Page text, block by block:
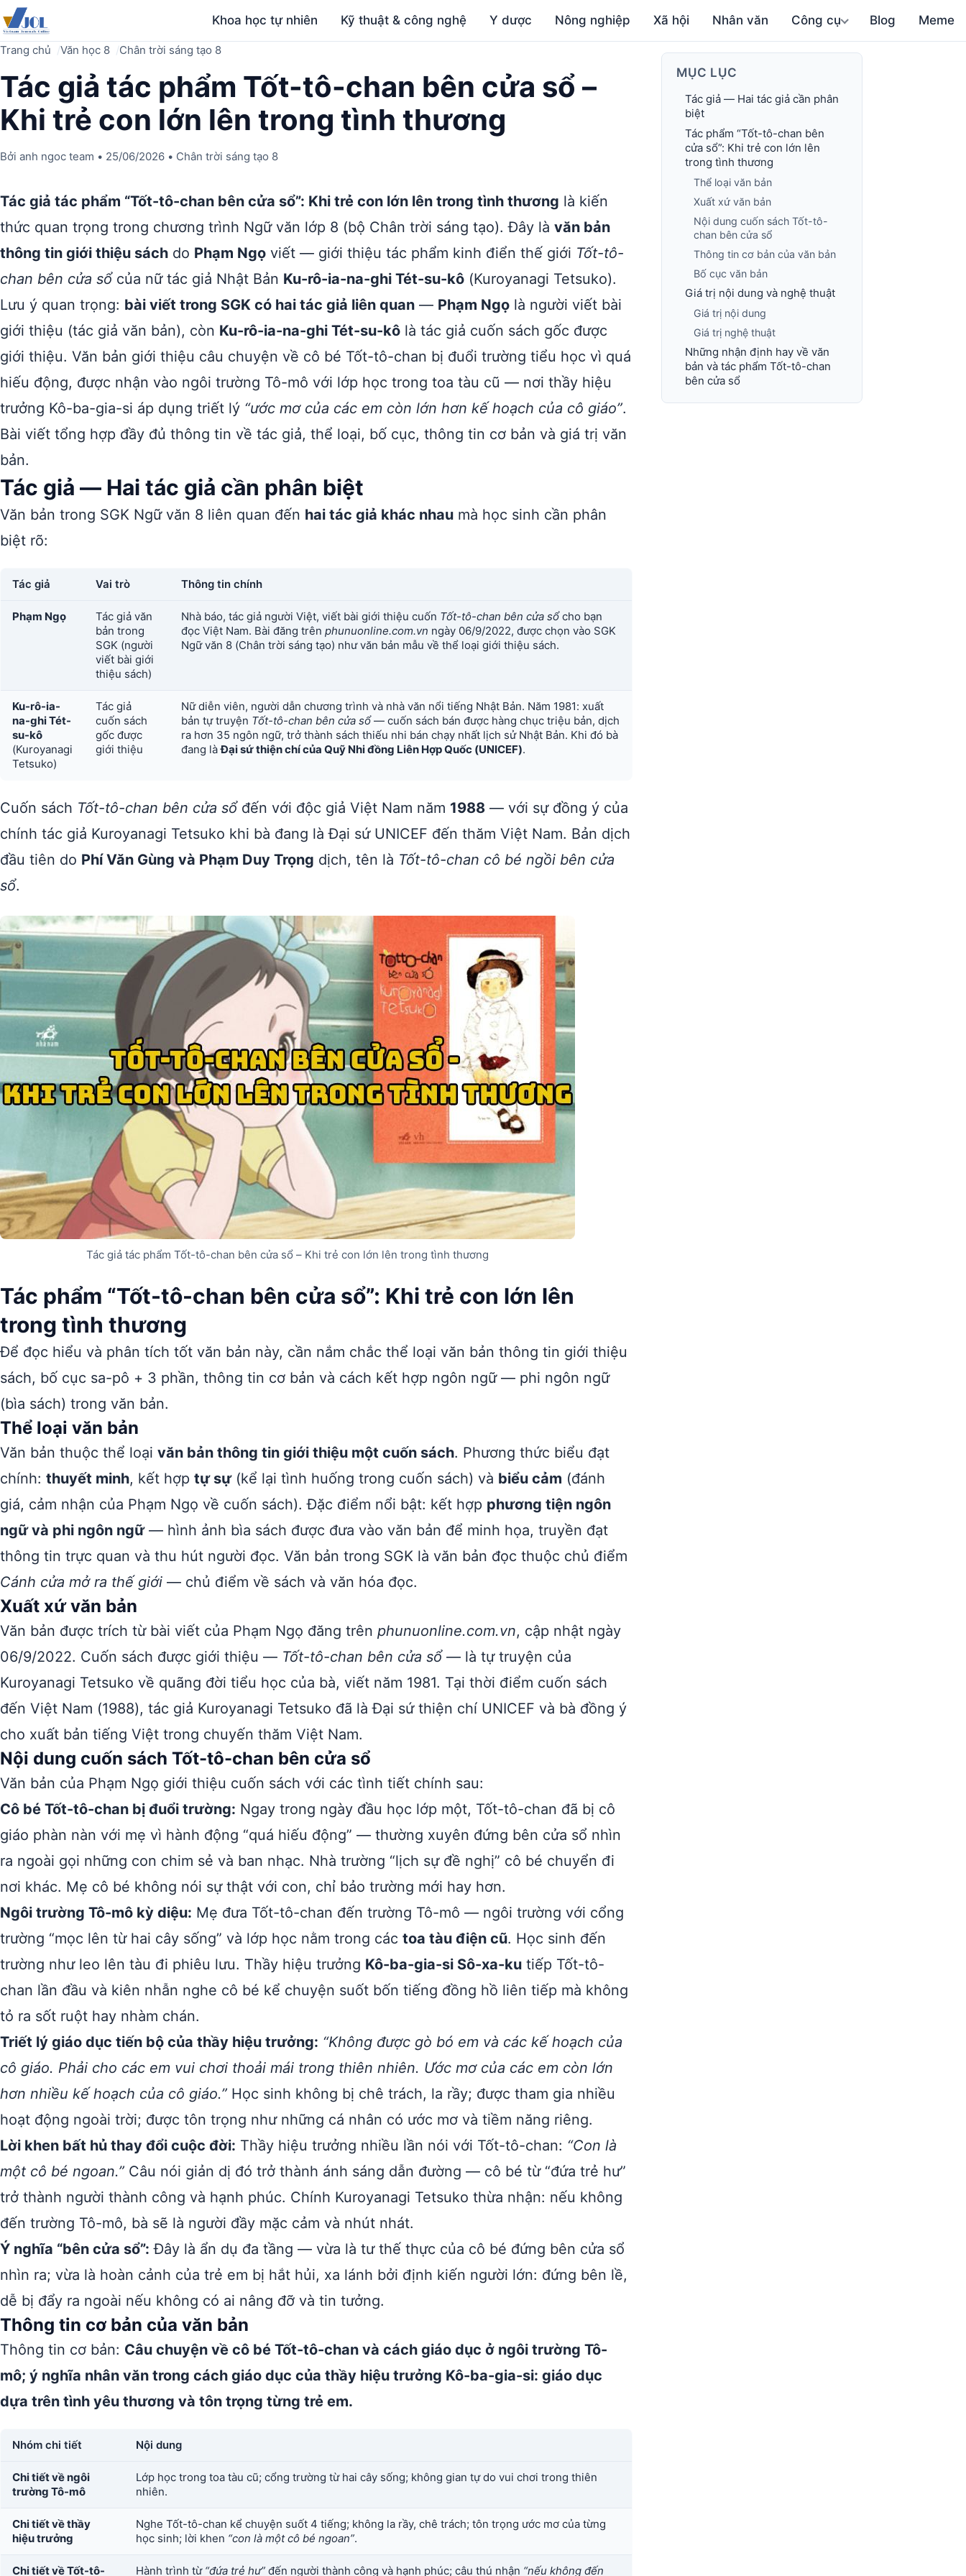
Khoa học tự nhiên Kỹ thuật & công nghệ Y dược Nông nghiệp Xã hội Nhân văn Công cụ Blog Meme
Trang chủ Văn học 8 Chân trời sáng tạo 8
Tác giả tác phẩm Tốt-tô-chan bên cửa sổ –
Khi trẻ con lớn lên trong tình thương
Bởi anh ngoc team • 25/06/2026 • Chân trời sáng tạo 8
Tác giả tác phẩm “Tốt-tô-chan bên cửa sổ”: Khi trẻ con lớn lên trong tình thương là kiến
thức quan trọng trong chương trình Ngữ văn lớp 8 (bộ Chân trời sáng tạo). Đây là văn bản
thông tin giới thiệu sách do Phạm Ngọ viết — giới thiệu tác phẩm kinh điển thế giới Tốt-tô-
chan bên cửa sổcủa nữ tác giả Nhật Bản Ku-rô-ia-na-ghi Tét-su-kô (Kuroyanagi Tetsuko).
Lưu ý quan trọng: bài viết trong SGK có hai tác giả liên quan — Phạm Ngọ là người viết bài
giới thiệu (tác giả văn bản), còn Ku-rô-ia-na-ghi Tét-su-kô là tác giả cuốn sách gốc được
giới thiệu. Văn bản giới thiệu câu chuyện về cô bé Tốt-tô-chan bị đuổi trường tiểu học vì quá
hiếu động, được nhận vào ngôi trường Tô-mô với lớp học trong toa tàu cũ — nơi thầy hiệu
trưởng Kô-ba-gia-si áp dụng triết lý “ước mơ của các em còn lớn hơn kế hoạch của cô giáo”.
Bài viết tổng hợp đầy đủ thông tin về tác giả, thể loại, bố cục, thông tin cơ bản và giá trị văn
bản.
Tác giả — Hai tác giả cần phân biệt
Văn bản trong SGK Ngữ văn 8 liên quan đến hai tác giả khác nhau mà học sinh cần phân
biệt rõ:
Tác giả Vai trò Thông tin chính
Phạm Ngọ
Tác giả văn
bản trong
SGK (người
viết bài giới
thiệu sách)
Nhà báo, tác giả người Việt, viết bài giới thiệu cuốn Tốt-tô-chan bên cửa sổcho bạn
đọc Việt Nam. Bài đăng trên phunuonline.com.vn ngày 06/9/2022, được chọn vào SGK
Ngữ văn 8 (Chân trời sáng tạo) như văn bản mẫu về thể loại giới thiệu sách.
Ku-rô-ia-
na-ghi Tét-
su-kô
(Kuroyanagi
Tetsuko)
Tác giả
cuốn sách
gốc được
giới thiệu
Nữ diễn viên, người dẫn chương trình và nhà văn nổi tiếng Nhật Bản. Năm 1981: xuất
bản tự truyện Tốt-tô-chan bên cửa sổ— cuốn sách bán được hàng chục triệu bản, dịch
ra hơn 35 ngôn ngữ, trở thành sách thiếu nhi bán chạy nhất lịch sử Nhật Bản. Khi đó bà
đang làĐại sứ thiện chí của Quỹ Nhi đồng Liên Hợp Quốc (UNICEF).
Cuốn sách Tốt-tô-chan bên cửa sổđến với độc giả Việt Nam năm 1988 — với sự đồng ý của
chính tác giả Kuroyanagi Tetsuko khi bà đang là Đại sứ UNICEF đến thăm Việt Nam. Bản dịch
đầu tiên do Phí Văn Gùng và Phạm Duy Trọng dịch, tên là Tốt-tô-chan cô bé ngồi bên cửa
sổ.
Tác giả tác phẩm Tốt-tô-chan bên cửa sổ – Khi trẻ con lớn lên trong tình thương
Tác phẩm “Tốt-tô-chan bên cửa sổ”: Khi trẻ con lớn lên
trong tình thương
Để đọc hiểu và phân tích tốt văn bản này, cần nắm chắc thể loại văn bản thông tin giới thiệu
sách, bố cục sa-pô + 3 phần, thông tin cơ bản và cách kết hợp ngôn ngữ — phi ngôn ngữ
(bìa sách) trong văn bản.
Thể loại văn bản
Văn bản thuộc thể loại văn bản thông tin giới thiệu một cuốn sách. Phương thức biểu đạt
chính: thuyết minh, kết hợp tự sự(kể lại tình huống trong cuốn sách) và biểu cảm (đánh
giá, cảm nhận của Phạm Ngọ về cuốn sách). Đặc điểm nổi bật: kết hợp phương tiện ngôn
ngữ và phi ngôn ngữ— hình ảnh bìa sách được đưa vào văn bản để minh họa, truyền đạt
thông tin trực quan và thu hút người đọc. Văn bản trong SGK là văn bản đọc thuộc chủ điểm
Cánh cửa mở ra thế giới — chủ điểm về sách và văn hóa đọc.
Xuất xứ văn bản
Văn bản được trích từ bài viết của Phạm Ngọ đăng trên phunuonline.com.vn, cập nhật ngày
06/9/2022. Cuốn sách được giới thiệu — Tốt-tô-chan bên cửa sổ— là tự truyện của
Kuroyanagi Tetsuko về quãng đời tiểu học của bà, viết năm 1981. Tại thời điểm cuốn sách
đến Việt Nam (1988), tác giả Kuroyanagi Tetsuko đã là Đại sứ thiện chí UNICEF và bà đồng ý
cho xuất bản tiếng Việt trong chuyến thăm Việt Nam.
Nội dung cuốn sách Tốt-tô-chan bên cửa sổ
Văn bản của Phạm Ngọ giới thiệu cuốn sách với các tình tiết chính sau:
Cô bé Tốt-tô-chan bị đuổi trường: Ngay trong ngày đầu học lớp một, Tốt-tô-chan đã bị cô
giáo phàn nàn với mẹ vì hành động “quá hiếu động” — thường xuyên đứng bên cửa sổ nhìn
ra ngoài gọi những con chim sẻ và ban nhạc. Nhà trường “lịch sự đề nghị” cô bé chuyển đi
nơi khác. Mẹ cô bé không nói sự thật với con, chỉ bảo trường mới hay hơn.
Ngôi trường Tô-mô kỳ diệu: Mẹ đưa Tốt-tô-chan đến trường Tô-mô — ngôi trường với cổng
trường “mọc lên từ hai cây sống” và lớp học nằm trong các toa tàu điện cũ. Học sinh đến
trường như leo lên tàu đi phiêu lưu. Thầy hiệu trưởng Kô-ba-gia-si Sô-xa-ku tiếp Tốt-tô-
chan lần đầu và kiên nhẫn nghe cô bé kể chuyện suốt bốn tiếng đồng hồ liên tiếp mà không
tỏ ra sốt ruột hay nhàm chán.
Triết lý giáo dục tiến bộ của thầy hiệu trưởng: “Không được gò bó em và các kế hoạch của
cô giáo. Phải cho các em vui chơi thoải mái trong thiên nhiên. Ước mơ của các em còn lớn
hơn nhiều kế hoạch của cô giáo.” Học sinh không bị chê trách, la rầy; được tham gia nhiều
hoạt động ngoài trời; được tôn trọng như những cá nhân có ước mơ và tiềm năng riêng.
Lời khen bất hủ thay đổi cuộc đời: Thầy hiệu trưởng nhiều lần nói với Tốt-tô-chan: “Con là
một cô bé ngoan.” Câu nói giản dị đó trở thành ánh sáng dẫn đường — cô bé từ “đứa trẻ hư”
trở thành người thành công và hạnh phúc. Chính Kuroyanagi Tetsuko thừa nhận: nếu không
đến trường Tô-mô, bà sẽ là người đầy mặc cảm và nhút nhát.
Ý nghĩa “bên cửa sổ”: Đây là ẩn dụ đa tầng — vừa là tư thế thực của cô bé đứng bên cửa sổ
nhìn ra; vừa là hoàn cảnh của trẻ em bị hắt hủi, xa lánh bởi định kiến người lớn: đứng bên lề,
dễ bị đẩy ra ngoài nếu không có ai nâng đỡ và tin tưởng.
Thông tin cơ bản của văn bản
Thông tin cơ bản: Câu chuyện về cô bé Tốt-tô-chan và cách giáo dục ở ngôi trường Tô-
mô; ý nghĩa nhân văn trong cách giáo dục của thầy hiệu trưởng Kô-ba-gia-si: giáo dục
dựa trên tình yêu thương và tôn trọng từng trẻ em.
Nhóm chi tiết Nội dung
Chi tiết về ngôi
trường Tô-mô
Lớp học trong toa tàu cũ; cổng trường từ hai cây sống; không gian tự do vui chơi trong thiên
nhiên.
Chi tiết về thầy
hiệu trưởng
Nghe Tốt-tô-chan kể chuyện suốt 4 tiếng; không la rầy, chê trách; tôn trọng ước mơ của từng
học sinh; lời khen “con là một cô bé ngoan”.
Chi tiết về Tốt-tô- Hành trình từ “đứa trẻ hư” đến người thành công và hạnh phúc; câu thú nhận “nếu không đến
MỤC LỤC
Tác giả — Hai tác giả cần phân
biệt
Tác phẩm “Tốt-tô-chan bên
cửa sổ”: Khi trẻ con lớn lên
trong tình thương
Thể loại văn bản
Xuất xứ văn bản
Nội dung cuốn sách Tốt-tô-
chan bên cửa sổ
Thông tin cơ bản của văn bản
Bố cục văn bản
Giá trị nội dung và nghệ thuật
Giá trị nội dung
Giá trị nghệ thuật
Những nhận định hay về văn
bản và tác phẩm Tốt-tô-chan
bên cửa sổ